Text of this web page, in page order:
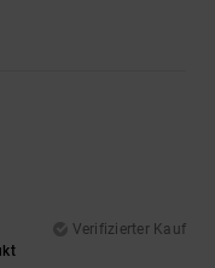
Verifizierter Kauf